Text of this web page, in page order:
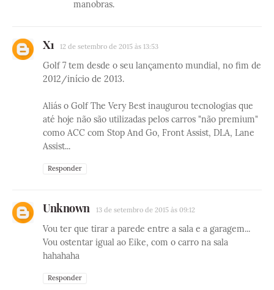
manobras.
X1 12 de setembro de 2015 às 13:53
Golf 7 tem desde o seu lançamento mundial, no fim de
2012/início de 2013.
Aliás o Golf The Very Best inaugurou tecnologias que
até hoje não são utilizadas pelos carros "não premium"
como ACC com Stop And Go, Front Assist, DLA, Lane
Assist...
Responder
Unknown 13 de setembro de 2015 às 09:12
Vou ter que tirar a parede entre a sala e a garagem...
Vou ostentar igual ao Eike, com o carro na sala
hahahaha
Responder